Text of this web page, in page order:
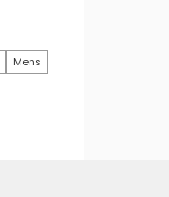
Mens